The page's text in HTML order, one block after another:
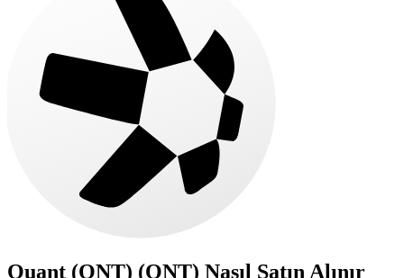
Quant (QNT) (QNT) Nasıl Satın Alınır